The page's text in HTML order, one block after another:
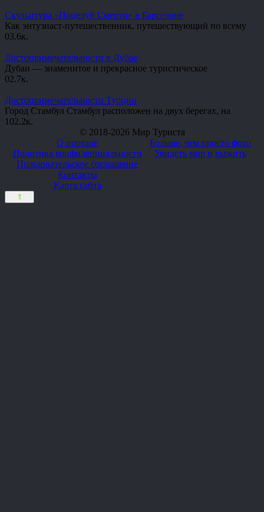
Скульптура «Поцелуй Смерти» в Барселоне
Как энтузиаст-путешественник, путешествующий по всему
03.6к.
Достопримечательности в Дубае
Дубаи — знаменитое и прекрасное туристическое
02.7к.
Достопримечательности Турции
Город Стамбул Стамбул расположен на двух берегах, на
102.2к.
© 2018-2026 Мир Туриста
О портале
Политика конфиденциальности
Пользовательское соглашение
Контакты
Карта сайта
Больше, чем просто фото
Увидеть мир и выжить